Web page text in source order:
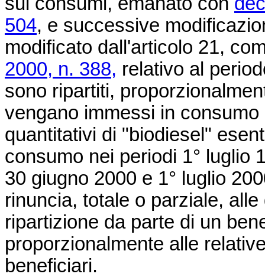
504, e successive
modificato dall'articolo 21,
2000, n. 388, relativo al
sono ripartiti,
vengano immessi in
quantitativi di "biodiesel"
consumo nei periodi 1° luglio
30 giugno 2000 e 1° luglio
rinuncia, totale o parziale,
ripartizione da parte di un
proporzionalmente alle
beneficiari.